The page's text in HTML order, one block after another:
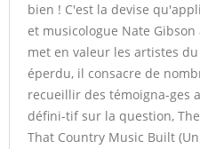
bien ! C'est la devise
et musicologue Nate
met en valeur les artistes
éperdu, il consacre de
recueillir des témoigna-ges
défini-tif sur la question,
That Country Music Built